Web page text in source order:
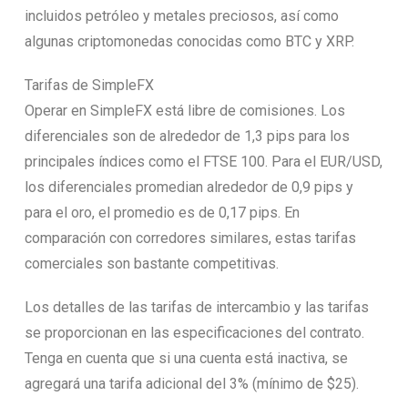
incluidos petróleo y metales preciosos, así como
algunas criptomonedas conocidas como BTC y XRP.
Tarifas de SimpleFX
Operar en SimpleFX está libre de comisiones. Los
diferenciales son de alrededor de 1,3 pips para los
principales índices como el FTSE 100. Para el EUR/USD,
los diferenciales promedian alrededor de 0,9 pips y
para el oro, el promedio es de 0,17 pips. En
comparación con corredores similares, estas tarifas
comerciales son bastante competitivas.
Los detalles de las tarifas de intercambio y las tarifas
se proporcionan en las especificaciones del contrato.
Tenga en cuenta que si una cuenta está inactiva, se
agregará una tarifa adicional del 3% (mínimo de $25).